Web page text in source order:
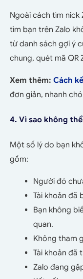
Ngoài cách tìm
tìm bạn trên Zalo
từ danh sách gợi ý
chung, quét mã QR
Xem thêm: Cách
đơn giản, nhanh
4. Vì sao không
Một số lý do bạn
gồm:
Người đó
Tài khoản đã
Bạn không
quan.
Không tham
Tài khoản đã
Zalo đang